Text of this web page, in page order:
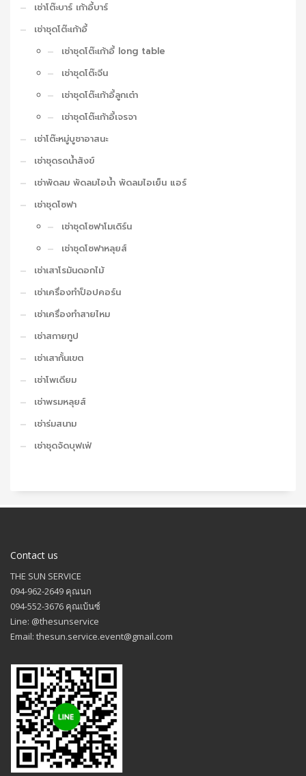
เช่าโต๊ะบาร์ เก้าอี้บาร์
เช่าชุดโต๊ะเก้าอี้
เช่าชุดโต๊ะเก้าอี้ long table
เช่าชุดโต๊ะจีน
เช่าชุดโต๊ะเก้าอี้ลูกเต๋า
เช่าชุดโต๊ะเก้าอี้เจรจา
เช่าโต๊ะหมู่บูชาอาสนะ
เช่าชุดรดน้ำสังข์
เช่าพัดลม พัดลมไอน้ำ พัดลมไอเย็น แอร์
เช่าชุดโซฟา
เช่าชุดโซฟาโมเดิร์น
เช่าชุดโซฟาหลุยส์
เช่าเสาโรมันดอกไม้
เช่าเครื่องทำป็อปคอร์น
เช่าเครื่องทำสายไหม
เช่าสกายทูป
เช่าเสากั้นเขต
เช่าโพเดียม
เช่าพรมหลุยส์
เช่าร่มสนาม
เช่าชุดจัดบุฟเฟ่
Contact us
THE SUN SERVICE
094-962-2649 คุณนก
094-552-3676 คุณเบ้นซ์
Line: @thesunservice
Email: thesun.service.event@gmail.com